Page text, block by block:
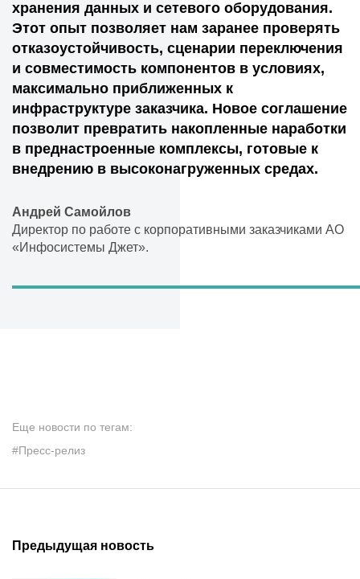
хранения данных и сетевого оборудования.
Этот опыт позволяет нам заранее проверять
отказоустойчивость, сценарии переключения
и совместимость компонентов в условиях,
максимально приближенных к
инфраструктуре заказчика. Новое соглашение
позволит превратить накопленные наработки
в преднастроенные комплексы, готовые к
внедрению в высоконагруженных средах.
Андрей Самойлов
Директор по работе с корпоративными заказчиками АО
«Инфосистемы Джет».
Еще новости по тегам:
#Пресс-релиз
Предыдущая новость